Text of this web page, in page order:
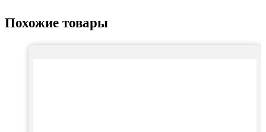
Похожие товары